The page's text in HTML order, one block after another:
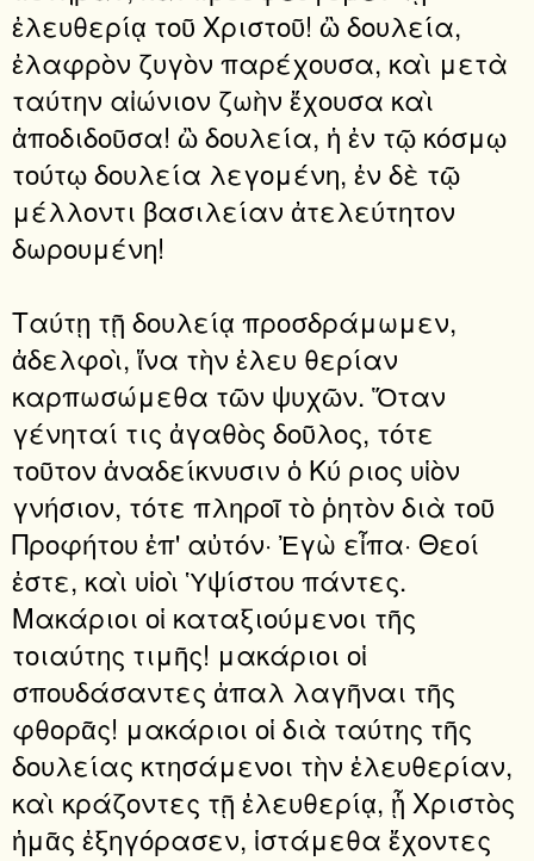
ἐλευθερίᾳ τοῦ Χριστοῦ! ὢ δουλεία,
ἐλαφρὸν ζυγὸν παρέχουσα, καὶ μετὰ
ταύτην αἰώνιον ζωὴν ἔχουσα καὶ
ἀποδιδοῦσα! ὢ δουλεία, ἡ ἐν τῷ κόσμῳ
τούτῳ δουλεία λεγομένη, ἐν δὲ τῷ
μέλλοντι βασιλείαν ἀτελεύτητον
δωρουμένη!
Ταύτῃ τῇ δουλείᾳ προσδράμωμεν,
ἀδελφοὶ, ἵνα τὴν ἐλευ θερίαν
καρπωσώμεθα τῶν ψυχῶν. Ὅταν
γένηταί τις ἀγαθὸς δοῦλος, τότε
τοῦτον ἀναδείκνυσιν ὁ Κύ ριος υἱὸν
γνήσιον, τότε πληροῖ τὸ ῥητὸν διὰ τοῦ
Προφήτου ἐπ' αὐτόν· Ἐγὼ εἶπα· Θεοί
ἐστε, καὶ υἱοὶ Ὑψίστου πάντες.
Μακάριοι οἱ καταξιούμενοι τῆς
τοιαύτης τιμῆς! μακάριοι οἱ
σπουδάσαντες ἀπαλ λαγῆναι τῆς
φθορᾶς! μακάριοι οἱ διὰ ταύτης τῆς
δουλείας κτησάμενοι τὴν ἐλευθερίαν,
καὶ κράζοντες τῇ ἐλευθερίᾳ, ᾗ Χριστὸς
ἡμᾶς ἐξηγόρασεν, ἱστάμεθα ἔχοντες